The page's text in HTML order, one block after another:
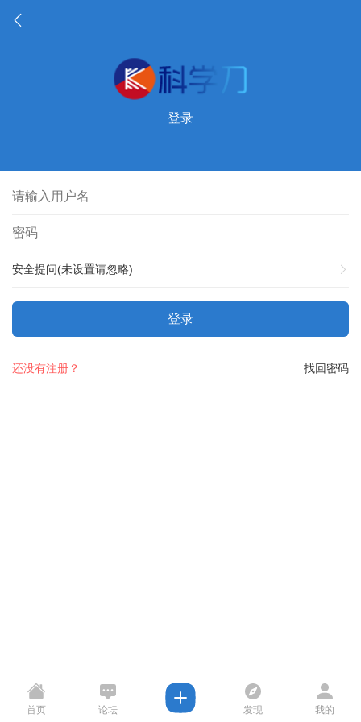
登录
安全提问(未设置请忽略)
登录
找回密码
还没有注册？
首页 论坛 发现 我的